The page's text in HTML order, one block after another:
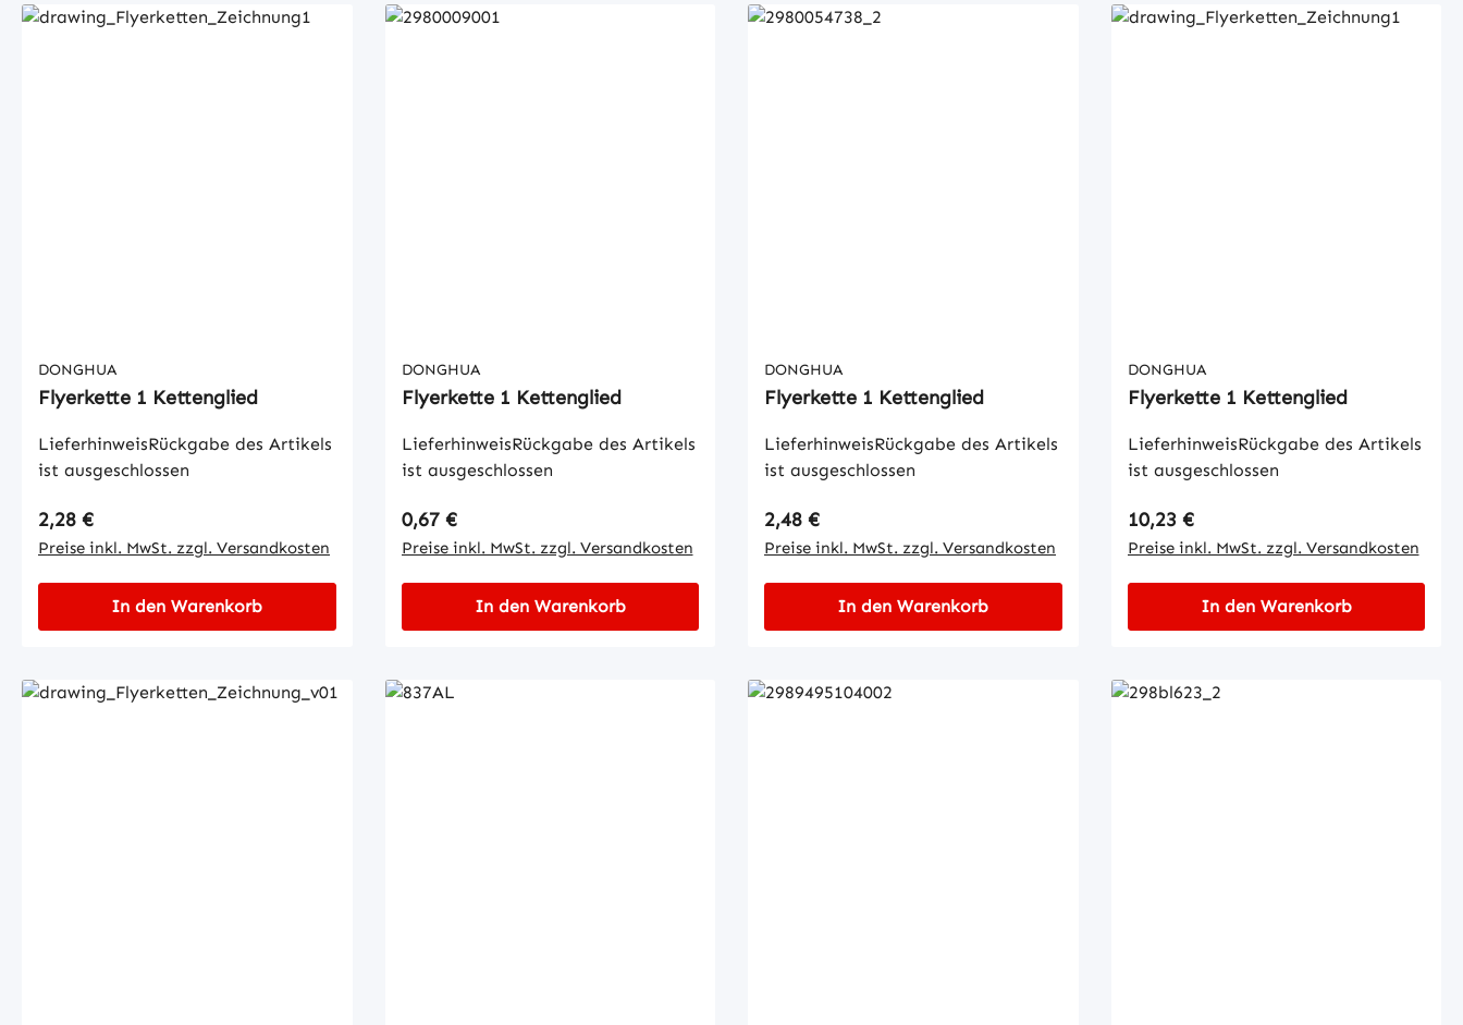
DONGHUA
Flyerkette 1 Kettenglied
LieferhinweisRückgabe des Artikels
ist ausgeschlossen
Regulärer Preis:
2,28 €
Preise inkl. MwSt. zzgl. Versandkosten
In den Warenkorb
DONGHUA
Flyerkette 1 Kettenglied
LieferhinweisRückgabe des Artikels
ist ausgeschlossen
Regulärer Preis:
0,67 €
Preise inkl. MwSt. zzgl. Versandkosten
In den Warenkorb
DONGHUA
Flyerkette 1 Kettenglied
LieferhinweisRückgabe des Artikels
ist ausgeschlossen
Regulärer Preis:
2,48 €
Preise inkl. MwSt. zzgl. Versandkosten
In den Warenkorb
DONGHUA
Flyerkette 1 Kettenglied
LieferhinweisRückgabe des Artikels
ist ausgeschlossen
Regulärer Preis:
10,23 €
Preise inkl. MwSt. zzgl. Versandkosten
In den Warenkorb